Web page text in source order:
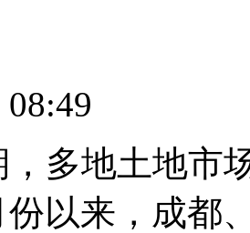
，多地土地市
份以来，成都